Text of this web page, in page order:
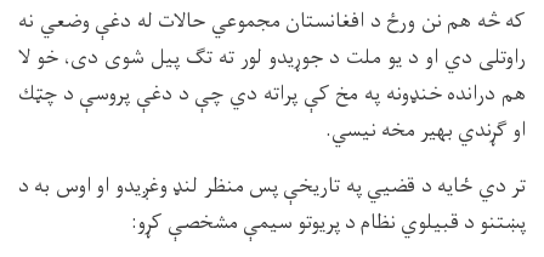
كه څه هم نن ورځ د افغانستان مجموعي حالات له دغې وضعي نه
راوتلى دي او د يو ملت د جوړيدو لور ته تګ پيل شوى دى، خو لا
هم درانده خنډونه په مخ كې پراته دي چې د دغې پروسې د چټك
او ګړندي بهير مخه نيسي.
تر دي ځايه د قضيي په تاريخې پس منظر لنډ وغږيدو او اوس به د
پښتنو د قبيلوي نظام د پريوتو سيمې مشخصې كړو: